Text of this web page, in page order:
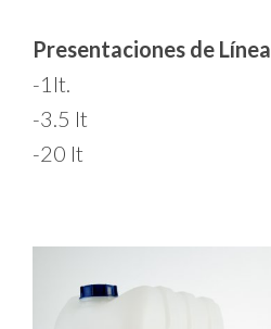
Presentaciones de Línea
-1lt.
-3.5 lt
-20 lt